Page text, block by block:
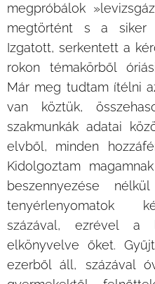
megpróbálok
megtörtént s a siker
Izgatott, serkentett a
rokon témakörből
Már meg tudtam ítélni
van köztük,
szakmunkák adatai
elvből, minden
Kidolgoztam
beszennyezése
tenyérlenyomatok
százával, ezrével a
elkönyvelve őket.
ezerből áll, százával